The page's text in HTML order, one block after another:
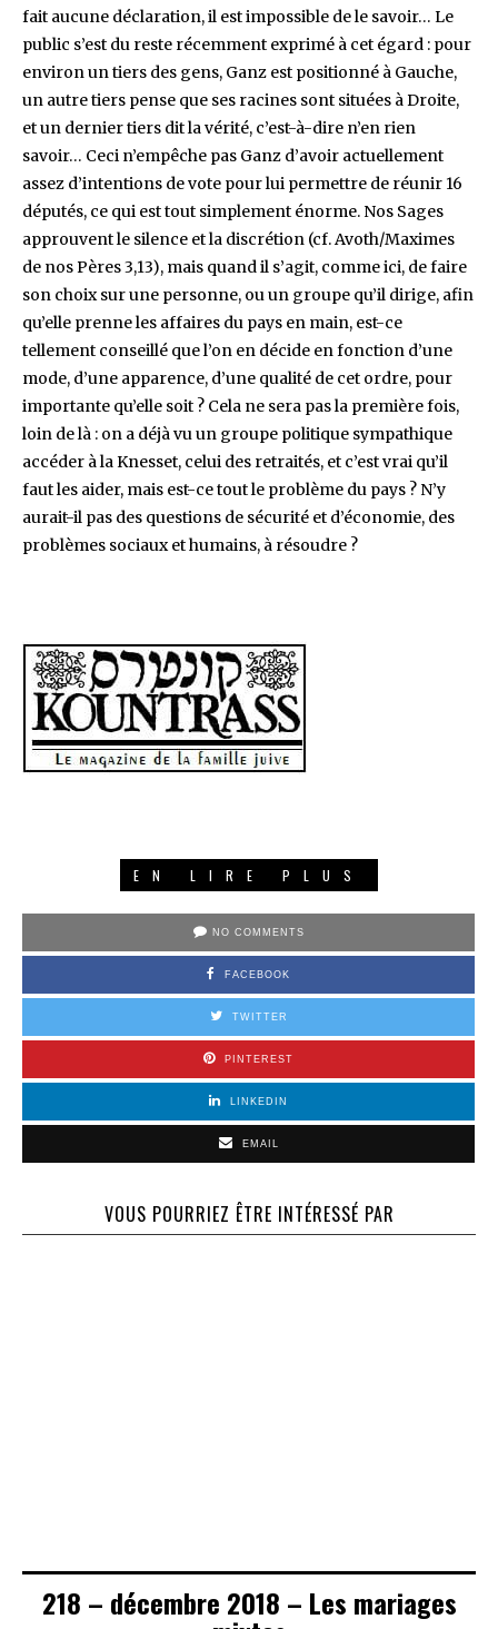
fait aucune déclaration, il est impossible de le savoir… Le
public s’est du reste récemment exprimé à cet égard : pour
environ un tiers des gens, Ganz est positionné à Gauche,
un autre tiers pense que ses racines sont situées à Droite,
et un dernier tiers dit la vérité, c’est-à-dire n’en rien
savoir… Ceci n’empêche pas Ganz d’avoir actuellement
assez d’intentions de vote pour lui permettre de réunir 16
députés, ce qui est tout simplement énorme. Nos Sages
approuvent le silence et la discrétion (cf. Avoth/Maximes
de nos Pères 3,13), mais quand il s’agit, comme ici, de faire
son choix sur une personne, ou un groupe qu’il dirige, afin
qu’elle prenne les affaires du pays en main, est-ce
tellement conseillé que l’on en décide en fonction d’une
mode, d’une apparence, d’une qualité de cet ordre, pour
importante qu’elle soit ? Cela ne sera pas la première fois,
loin de là : on a déjà vu un groupe politique sympathique
accéder à la Knesset, celui des retraités, et c’est vrai qu’il
faut les aider, mais est-ce tout le problème du pays ? N’y
aurait-il pas des questions de sécurité et d’économie, des
problèmes sociaux et humains, à résoudre ?
EN LIRE PLUS
NO COMMENTS
FACEBOOK
TWITTER
PINTEREST
LINKEDIN
EMAIL
VOUS POURRIEZ ÊTRE INTÉRESSÉ PAR
218 – décembre 2018 – Les mariages